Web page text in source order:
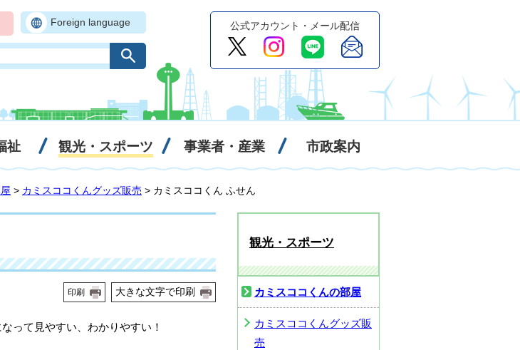
Foreign language 公式アカウント・メール配信
祉 観光・スポーツ 事業者・産業 市政案内
> カミスココくんグッズ販売 > カミスココくん ふせん
印刷 大きな文字で印刷
って見やすい、わかりやすい！
観光・スポーツ
カミスココくんの部屋
カミスココくんグッズ販
売